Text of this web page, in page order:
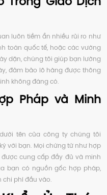
luôn tiềm ẩn nhiều rủi ro như
toán quốc tế, hoặc các vướng
dặn, chúng tôi giúp bạn lường
đảm bảo lô hàng được thông
không đáng có.
Pháp và Minh
tên của công ty chúng tôi
với bạn. Mọi chứng từ như hợp
cung cấp đầy đủ và minh
bạn có nguồn gốc hợp pháp,
chi phí đầu vào.